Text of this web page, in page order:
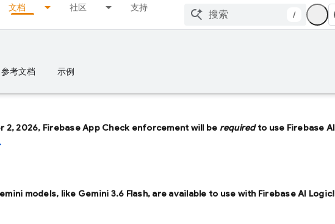
文档 社区 支持
/
参考文档 示例
2, 2026, Firebase App Check enforcement will be requiredto use Firebase AI
models, like Gemini 3.6 Flash, are available to use with Firebase AI Logic!